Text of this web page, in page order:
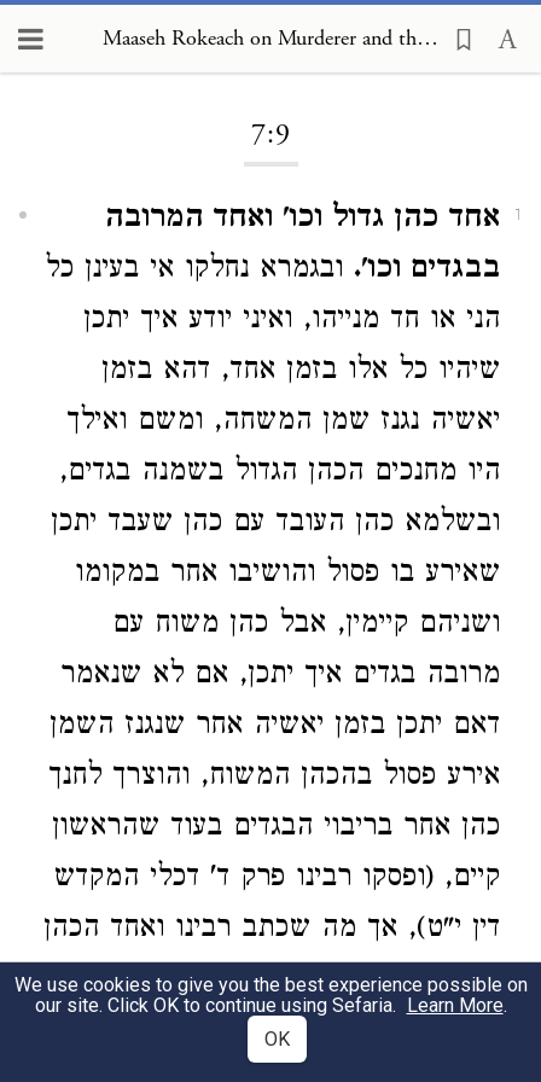
Maaseh Rokeach on Murderer and the Preservation of Life 7:9
7:9
1
אחד כהן גדול וכו' ואחד המרובה
בבגדים וכו'. ובגמרא נחלקו אי בעינן כל
הני או חד מנייהו, ואיני יודע איך יתכן
שיהיו כל אלו בזמן אחד, דהא בזמן
יאשיה נגנז שמן המשחה, ומשם ואילך
היו מחנכים הכהן הגדול בשמנה בגדים,
ובשלמא כהן העובד עם כהן שעבד יתכן
שאירע בו פסול והושיבו אחר במקומו
ושניהם קיימין, אבל כהן משוח עם
מרובה בגדים איך יתכן, אם לא שנאמר
דאם יתכן בזמן יאשיה אחר שנגנז השמן
אירע פסול בהכהן המשוח, והוצרך לחנך
כהן אחר בריבוי הבגדים בעוד שהראשון
קיים, (ופסקו רבינו פרק ד' דכלי המקדש
דין י"ט), אך מה שכתב רבינו ואחד הכהן
שעבר לא נמצאת חלוקה זו במשנתינו,
וצריך לומר דרבינו הוה גריס לה
We use cookies to give you the best experience possible on
our site. Click OK to continue using Sefaria. Learn More.
OK